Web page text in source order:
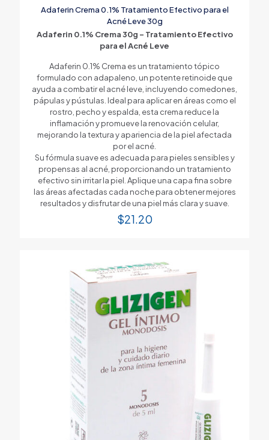
Adaferin Crema 0.1% Tratamiento Efectivo para el
Acné Leve 30g
Adaferin 0.1% Crema 30g – Tratamiento Efectivo
para el Acné Leve
Adaferin 0.1% Crema es un tratamiento tópico
formulado con adapaleno, un potente retinoide que
ayuda a combatir el acné leve, incluyendo comedones,
pápulas y pústulas. Ideal para aplicar en áreas como el
rostro, pecho y espalda, esta crema reduce la
inflamación y promueve la renovación celular,
mejorando la textura y apariencia de la piel afectada
por el acné.
Su fórmula suave es adecuada para pieles sensibles y
propensas al acné, proporcionando un tratamiento
efectivo sin irritar la piel. Aplique una capa fina sobre
las áreas afectadas cada noche para obtener mejores
resultados y disfrutar de una piel más clara y suave.
$21.20